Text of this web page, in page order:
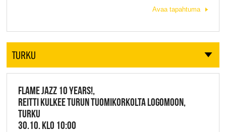
Avaa tapahtuma
TURKU
FLAME JAZZ 10 YEARS!,
REITTI KULKEE TURUN TUOMIKORKOLTA LOGOMOON,
TURKU
30.10. KLO 10:00